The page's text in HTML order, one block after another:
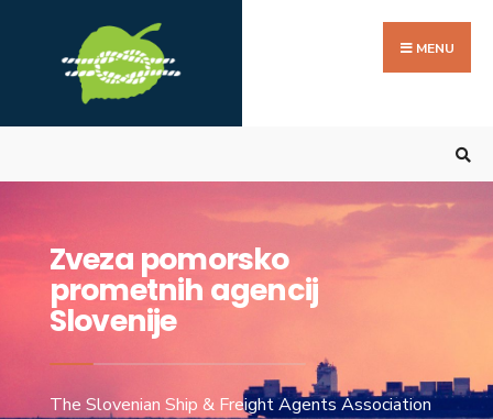
MENU
Zveza pomorsko
prometnih agencij
Slovenije
The Slovenian Ship & Freight Agents Association